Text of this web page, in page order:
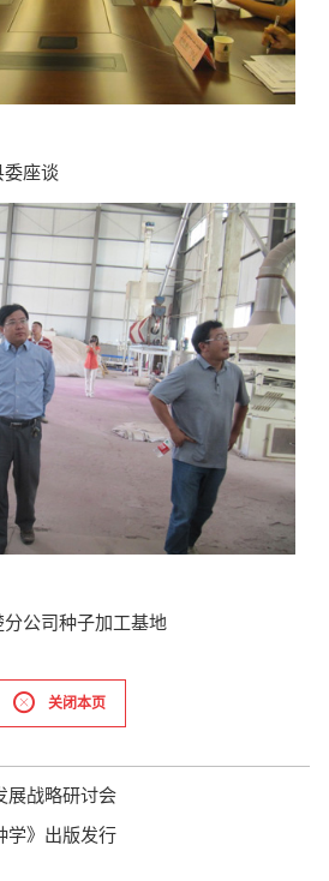
委座谈
公司种子加工基地
关闭本页
展战略研讨会
学》出版发行